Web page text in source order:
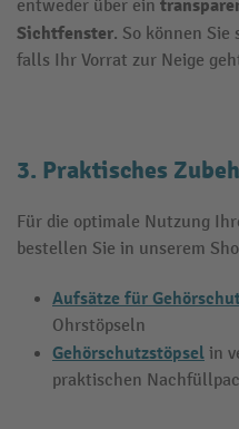
entweder über ein
Sichtfenster. So können
falls Ihr Vorrat zur Neige
3. Praktisches
Für die optimale Nutzung
bestellen Sie in unserem
Aufsätze für
Ohrstöpseln
Gehörschutzstöpsel in
praktischen